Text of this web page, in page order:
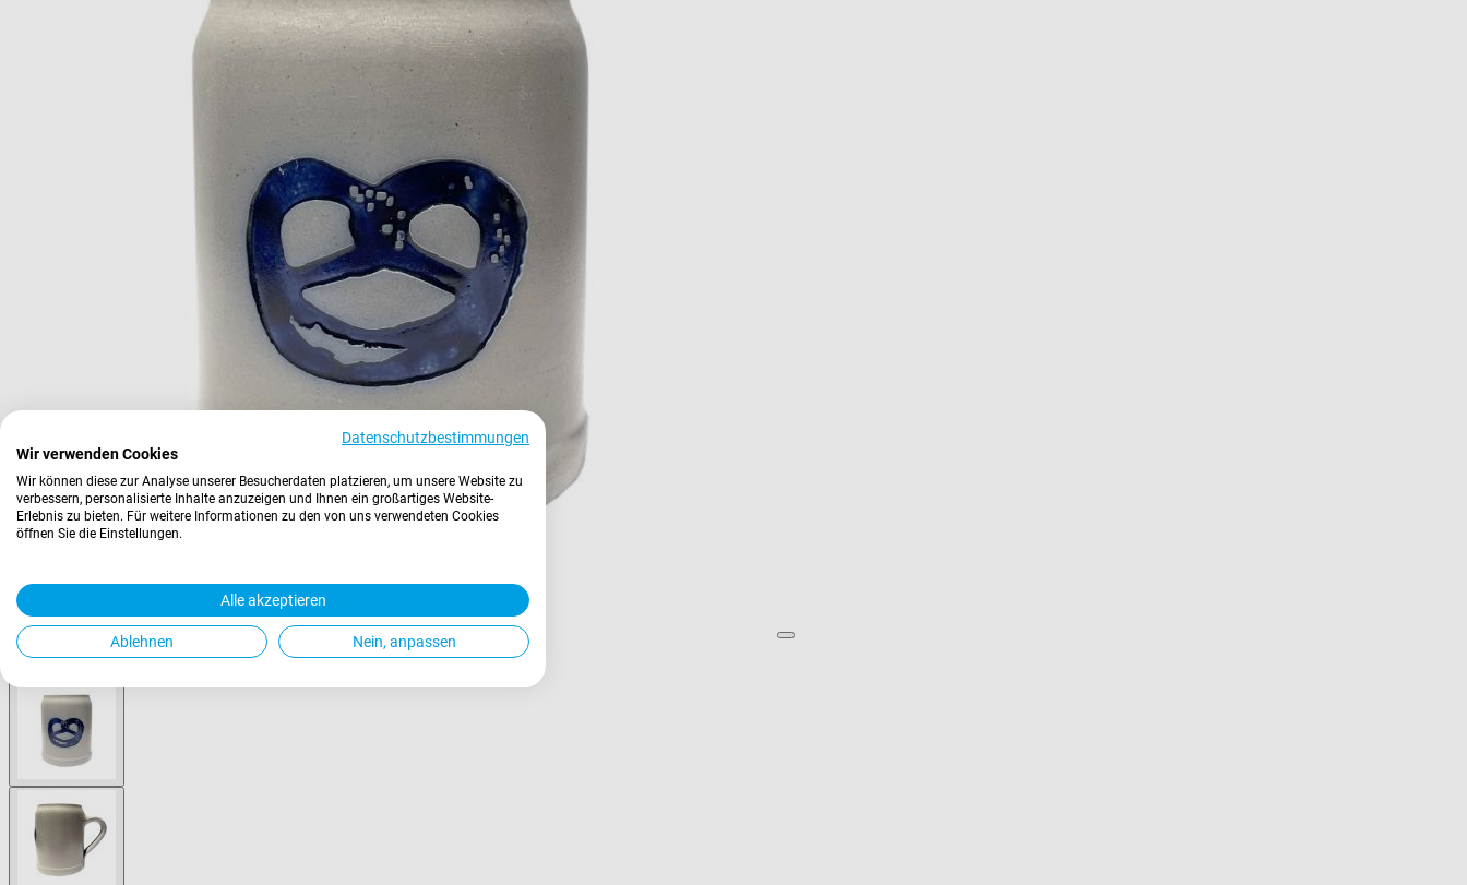
View
larger
image
View
larger
image
Datenschutzbestimmungen
Wir verwenden Cookies
Wir können diese zur Analyse unserer Besucherdaten platzieren, um unsere Website zu
verbessern, personalisierte Inhalte anzuzeigen und Ihnen ein großartiges Website-
Erlebnis zu bieten. Für weitere Informationen zu den von uns verwendeten Cookies
öffnen Sie die Einstellungen.
Alle akzeptieren
Ablehnen Nein, anpassen